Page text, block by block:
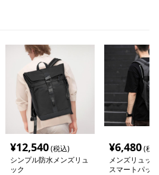
¥12,540(税込)
シンプル防水メンズリュ
ック
¥6,480(税
メンズリュッ
スマートパッ